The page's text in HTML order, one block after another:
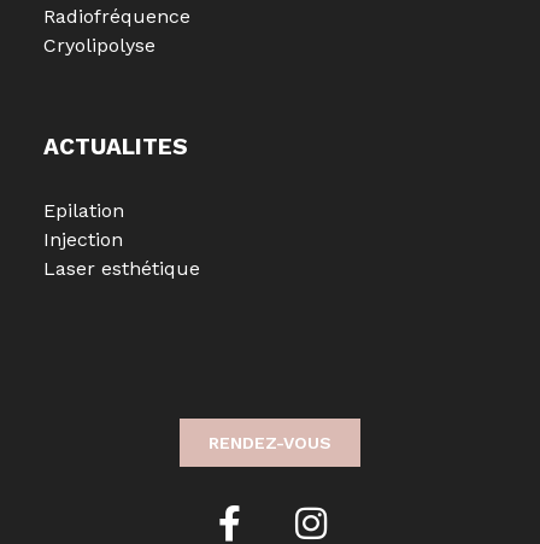
Radiofréquence
Cryolipolyse
ACTUALITES
Epilation
Injection
Laser esthétique
RENDEZ-VOUS